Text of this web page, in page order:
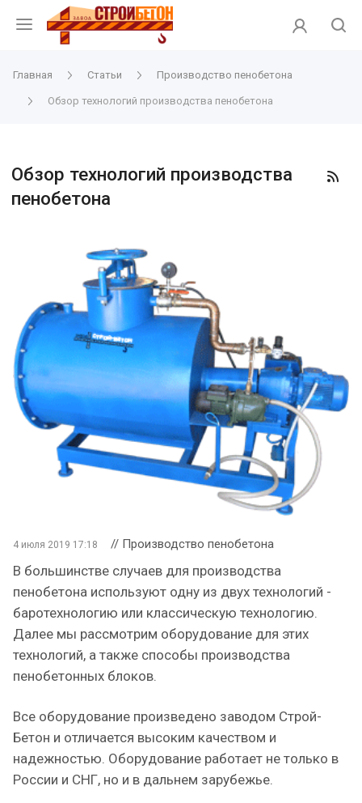
Главная Статьи Производство пенобетона
Обзор технологий производства пенобетона
Обзор технологий производства
пенобетона
4 июля 2019 17:18 // Производство пенобетона
В большинстве случаев для производства
пенобетона используют одну из двух технологий -
баротехнологию или классическую технологию.
Далее мы рассмотрим оборудование для этих
технологий, а также способы производства
пенобетонных блоков.
Все оборудование произведено заводом Строй-
Бетон и отличается высоким качеством и
надежностью. Оборудование работает не только в
России и СНГ, но и в дальнем зарубежье.